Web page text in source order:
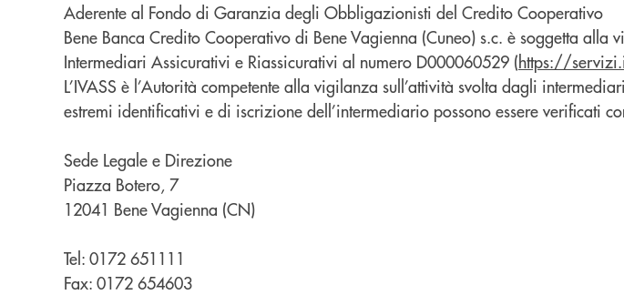
Aderente al Fondo di Garanzia degli Obbligazionisti del Credito Cooperativo
Bene Banca Credito Cooperativo di Bene Vagienna (Cuneo) s.c. è soggetta
Intermediari Assicurativi e Riassicurativi al numero D000060529 (https://
L’IVASS è l’Autorità competente alla vigilanza sull’attività svolta dagli
estremi identificativi e di iscrizione dell’intermediario possono essere verificati
Sede Legale e Direzione
Piazza Botero, 7
12041 Bene Vagienna (CN)
Tel: 0172 651111
Fax: 0172 654603